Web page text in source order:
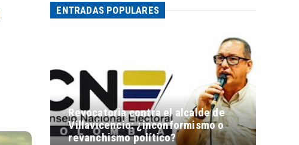
ENTRADAS POPULARES
Revocatoria contra el alcalde de
Villavicencio: ¿inconformismo o
revanchismo político?